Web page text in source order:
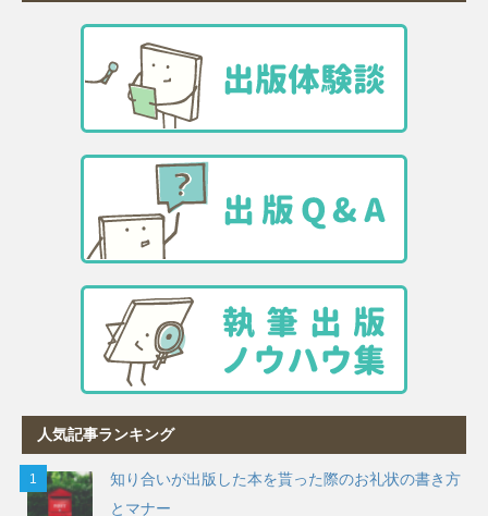
人気記事ランキング
知り合いが出版した本を貰った際のお礼状の書き方
とマナー